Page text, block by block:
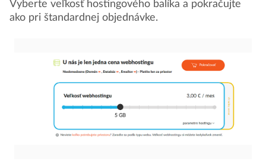
Vyberte veľkosť hostingového balíka a pokračujte
ako pri štandardnej objednávke.